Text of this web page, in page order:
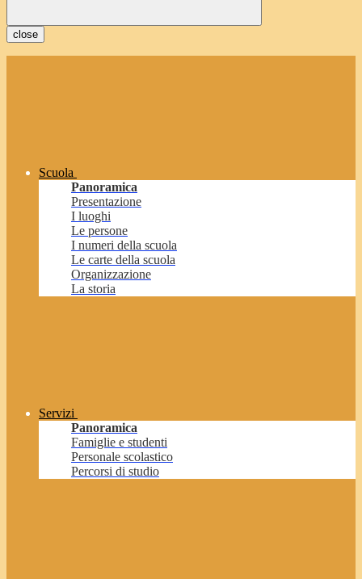
close
Scuola
Panoramica
Presentazione
I luoghi
Le persone
I numeri della scuola
Le carte della scuola
Organizzazione
La storia
Servizi
Panoramica
Famiglie e studenti
Personale scolastico
Percorsi di studio